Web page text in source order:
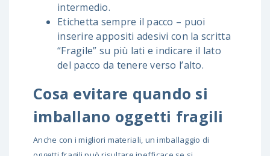
intermedio.
Etichetta sempre il pacco – puoi
inserire appositi adesivi con la scritta
“Fragile” su più lati e indicare il lato
del pacco da tenere verso l’alto.
Cosa evitare quando si
imballano oggetti fragili
Anche con i migliori materiali, un imballaggio di